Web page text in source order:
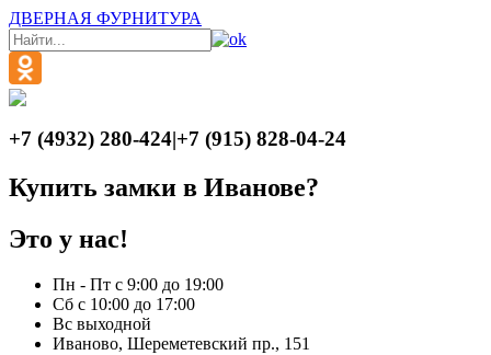
ДВЕРНАЯ ФУРНИТУРА
+7 (4932) 280-424|+7 (915) 828-04-24
Купить замки в Иванове?
Это у нас!
Пн - Пт с 9:00 до 19:00
Сб с 10:00 до 17:00
Вс выходной
Иваново, Шереметевский пр., 151